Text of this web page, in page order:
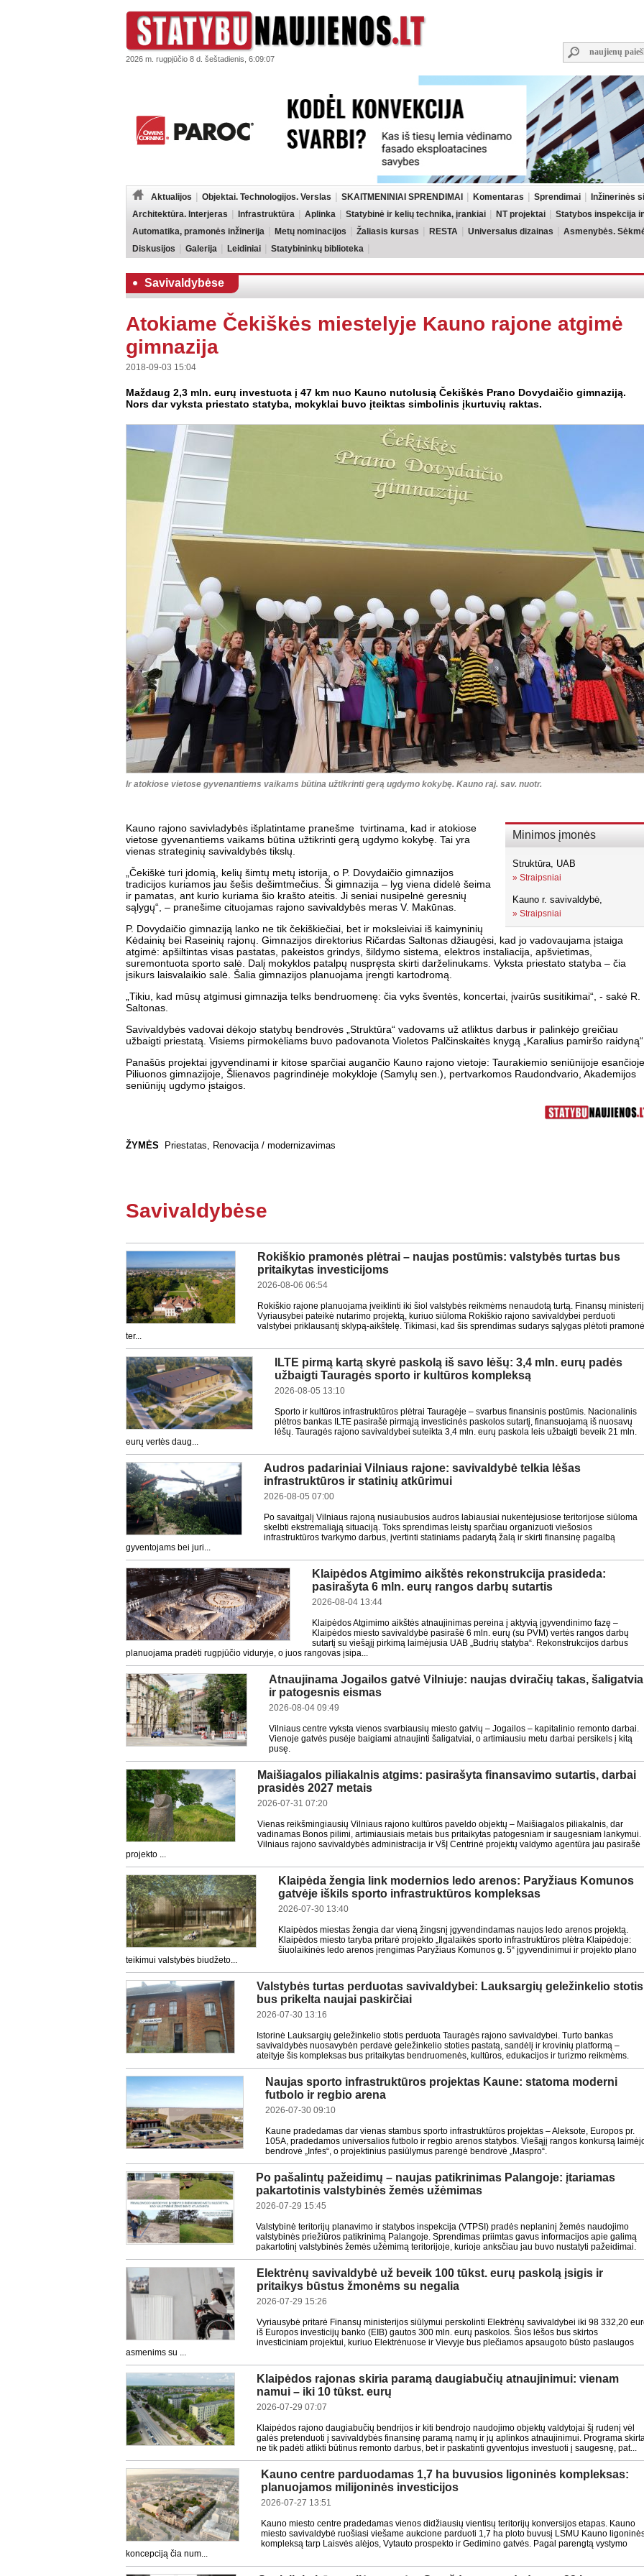
2026 m. rugpjūčio 8 d. šeštadienis, 6:09:07
Aktualijos Objektai. Technologijos. Verslas SKAITMENINIAI SPRENDIMAI Komentaras Sprendimai
Inžinerinės
Architektūra. Interjeras
Infrastruktūra Aplinka Statybinė ir kelių technika, įrankiai NT projektai
Statybos inspekcija
Automatika, pramonės inžinerija
Metų nominacijos Žaliasis kursas RESTA Universalus dizainas
Asmenybės.
Diskusijos
Galerija Leidiniai Statybininkų biblioteka
Savivaldybėse
Atokiame Čekiškės miestelyje Kauno rajone atgimė
gimnazija
2018-09-03 15:04
Maždaug 2,3 mln. eurų investuota į 47 km nuo Kauno nutolusią Čekiškės Prano Dovydaičio gimnaziją.
Nors dar vyksta priestato statyba, mokyklai buvo įteiktas simbolinis įkurtuvių raktas.
Ir atokiose vietose gyvenantiems vaikams būtina užtikrinti gerą ugdymo kokybę. Kauno raj. sav. nuotr.
Minimos įmonės
Struktūra, UAB
» Straipsniai
Kauno r. savivaldybė,
» Straipsniai
Kauno rajono savivladybės išplatintame pranešme tvirtinama, kad ir atokiose
vietose gyvenantiems vaikams būtina užtikrinti gerą ugdymo kokybę. Tai yra
vienas strateginių savivaldybės tikslų.
„Čekiškė turi įdomią, kelių šimtų metų istorija, o P. Dovydaičio gimnazijos
tradicijos kuriamos jau šešis dešimtmečius. Ši gimnazija – lyg viena didelė šeima
ir pamatas, ant kurio kuriama šio krašto ateitis. Ji seniai nusipelnė geresnių
sąlygų“, – pranešime cituojamas rajono savivaldybės meras V. Makūnas.
P. Dovydaičio gimnaziją lanko ne tik čekiškiečiai, bet ir moksleiviai iš kaimyninių
Kėdainių bei Raseinių rajonų. Gimnazijos direktorius Ričardas Saltonas džiaugėsi, kad jo vadovaujama įstaiga
atgimė: apšiltintas visas pastatas, pakeistos grindys, šildymo sistema, elektros instaliacija, apšvietimas,
suremontuota sporto salė. Dalį mokyklos patalpų nuspręsta skirti darželinukams. Vyksta priestato statyba – čia
įsikurs laisvalaikio salė. Šalia gimnazijos planuojama įrengti kartodromą.
„Tikiu, kad mūsų atgimusi gimnazija telks bendruomenę: čia vyks šventės, koncertai, įvairūs susitikimai“, - sakė R.
Saltonas.
Savivaldybės vadovai dėkojo statybų bendrovės „Struktūra“ vadovams už atliktus darbus ir palinkėjo greičiau
užbaigti priestatą. Visiems pirmokėliams buvo padovanota Violetos Palčinskaitės knygą „Karalius pamiršo
Panašūs projektai įgyvendinami ir kitose sparčiai augančio Kauno rajono vietoje: Taurakiemio seniūnijoje esančioje
Piliuonos gimnazijoje, Šlienavos pagrindinėje mokykloje (Samylų sen.), pertvarkomos Raudondvario, Akademijos
seniūnijų ugdymo įstaigos.
ŽYMĖS Priestatas, Renovacija / modernizavimas
Savivaldybėse
Rokiškio pramonės plėtrai – naujas postūmis: valstybės turtas bus
pritaikytas investicijoms
2026-08-06 06:54
Rokiškio rajone planuojama įveiklinti iki šiol valstybės reikmėms nenaudotą turtą. Finansų
Vyriausybei pateikė nutarimo projektą, kuriuo siūloma Rokiškio rajono savivaldybei perduoti
valstybei priklausantį sklypą-aikštelę. Tikimasi, kad šis sprendimas sudarys sąlygas plėtoti
ter...
ILTE pirmą kartą skyrė paskolą iš savo lėšų: 3,4 mln. eurų padės
užbaigti Tauragės sporto ir kultūros kompleksą
2026-08-05 13:10
Sporto ir kultūros infrastruktūros plėtrai Tauragėje – svarbus finansinis postūmis. Nacionalinis
plėtros bankas ILTE pasirašė pirmąją investicinės paskolos sutartį, finansuojamą iš nuosavų
lėšų. Tauragės rajono savivaldybei suteikta 3,4 mln. eurų paskola leis užbaigti beveik 21 mln.
eurų vertės daug...
Audros padariniai Vilniaus rajone: savivaldybė telkia lėšas
infrastruktūros ir statinių atkūrimui
2026-08-05 07:00
Po savaitgalį Vilniaus rajoną nusiaubusios audros labiausiai nukentėjusiose teritorijose siūloma
skelbti ekstremaliąją situaciją. Toks sprendimas leistų sparčiau organizuoti viešosios
infrastruktūros tvarkymo darbus, įvertinti statiniams padarytą žalą ir skirti finansinę pagalbą
gyventojams bei juri...
Klaipėdos Atgimimo aikštės rekonstrukcija prasideda:
pasirašyta 6 mln. eurų rangos darbų sutartis
2026-08-04 13:44
Klaipėdos Atgimimo aikštės atnaujinimas pereina į aktyvią įgyvendinimo fazę –
Klaipėdos miesto savivaldybė pasirašė 6 mln. eurų (su PVM) vertės rangos darbų
sutartį su viešąjį pirkimą laimėjusia UAB „Budrių statyba“. Rekonstrukcijos darbus
planuojama pradėti rugpjūčio viduryje, o juos rangovas įsipa...
Atnaujinama Jogailos gatvė Vilniuje: naujas dviračių takas,
ir patogesnis eismas
2026-08-04 09:49
Vilniaus centre vyksta vienos svarbiausių miesto gatvių – Jogailos – kapitalinio remonto darbai.
Vienoje gatvės pusėje baigiami atnaujinti šaligatviai, o artimiausiu metu darbai persikels į kitą
pusę.
Maišiagalos piliakalnis atgims: pasirašyta finansavimo sutartis, darbai
prasidės 2027 metais
2026-07-31 07:20
Vienas reikšmingiausių Vilniaus rajono kultūros paveldo objektų – Maišiagalos piliakalnis, dar
vadinamas Bonos pilimi, artimiausiais metais bus pritaikytas patogesniam ir saugesniam lankymui.
Vilniaus rajono savivaldybės administracija ir VšĮ Centrinė projektų valdymo agentūra jau pasirašė
projekto ...
Klaipėda žengia link modernios ledo arenos: Paryžiaus Komunos
gatvėje iškils sporto infrastruktūros kompleksas
2026-07-30 13:40
Klaipėdos miestas žengia dar vieną žingsnį įgyvendindamas naujos ledo arenos projektą.
Klaipėdos miesto taryba pritarė projekto „Ilgalaikės sporto infrastruktūros plėtra Klaipėdoje:
šiuolaikinės ledo arenos įrengimas Paryžiaus Komunos g. 5“ įgyvendinimui ir projekto plano
teikimui valstybės biudžeto...
Valstybės turtas perduotas savivaldybei: Lauksargių geležinkelio stotis
bus prikelta naujai paskirčiai
2026-07-30 13:16
Istorinė Lauksargių geležinkelio stotis perduota Tauragės rajono savivaldybei. Turto bankas
savivaldybės nuosavybėn perdavė geležinkelio stoties pastatą, sandėlį ir krovinių platformą –
ateityje šis kompleksas bus pritaikytas bendruomenės, kultūros, edukacijos ir turizmo reikmėms.
Naujas sporto infrastruktūros projektas Kaune: statoma moderni
futbolo ir regbio arena
2026-07-30 09:10
Kaune pradedamas dar vienas stambus sporto infrastruktūros projektas – Aleksote, Europos pr.
105A, pradedamos universalios futbolo ir regbio arenos statybos. Viešąjį rangos konkursą
bendrovė „Infes“, o projektinius pasiūlymus parengė bendrovė „Maspro“.
Po pašalintų pažeidimų – naujas patikrinimas Palangoje: įtariamas
pakartotinis valstybinės žemės užėmimas
2026-07-29 15:45
Valstybinė teritorijų planavimo ir statybos inspekcija (VTPSI) pradės neplaninį žemės naudojimo
valstybinės priežiūros patikrinimą Palangoje. Sprendimas priimtas gavus informacijos apie galimą
pakartotinį valstybinės žemės užėmimą teritorijoje, kurioje anksčiau jau buvo nustatyti pažeidimai.
Elektrėnų savivaldybė už beveik 100 tūkst. eurų paskolą įsigis ir
pritaikys būstus žmonėms su negalia
2026-07-29 15:26
Vyriausybė pritarė Finansų ministerijos siūlymui perskolinti Elektrėnų savivaldybei iki 98 332,20
iš Europos investicijų banko (EIB) gautos 300 mln. eurų paskolos. Šios lėšos bus skirtos
investiciniam projektui, kuriuo Elektrėnuose ir Vievyje bus plečiamos apsaugoto būsto paslaugos
asmenims su ...
Klaipėdos rajonas skiria paramą daugiabučių atnaujinimui: vienam
namui – iki 10 tūkst. eurų
2026-07-29 07:07
Klaipėdos rajono daugiabučių bendrijos ir kiti bendrojo naudojimo objektų valdytojai šį rudenį vėl
galės pretenduoti į savivaldybės finansinę paramą namų ir jų aplinkos atnaujinimui. Programa
ne tik padėti atlikti būtinus remonto darbus, bet ir paskatinti gyventojus investuoti į saugesnę, pat...
Kauno centre parduodamas 1,7 ha buvusios ligoninės kompleksas:
planuojamos milijoninės investicijos
2026-07-27 13:51
Kauno miesto centre pradedamas vienos didžiausių vientisų teritorijų konversijos etapas. Kauno
miesto savivaldybė ruošiasi viešame aukcione parduoti 1,7 ha ploto buvusį LSMU Kauno
kompleksą tarp Laisvės alėjos, Vytauto prospekto ir Gedimino gatvės. Pagal parengtą vystymo
koncepciją čia num...